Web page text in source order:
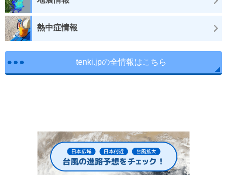
熱中症情報
tenki.jpの全情報はこちら